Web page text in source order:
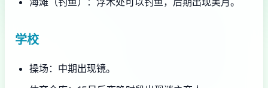
学校
操场：中期出现镜。